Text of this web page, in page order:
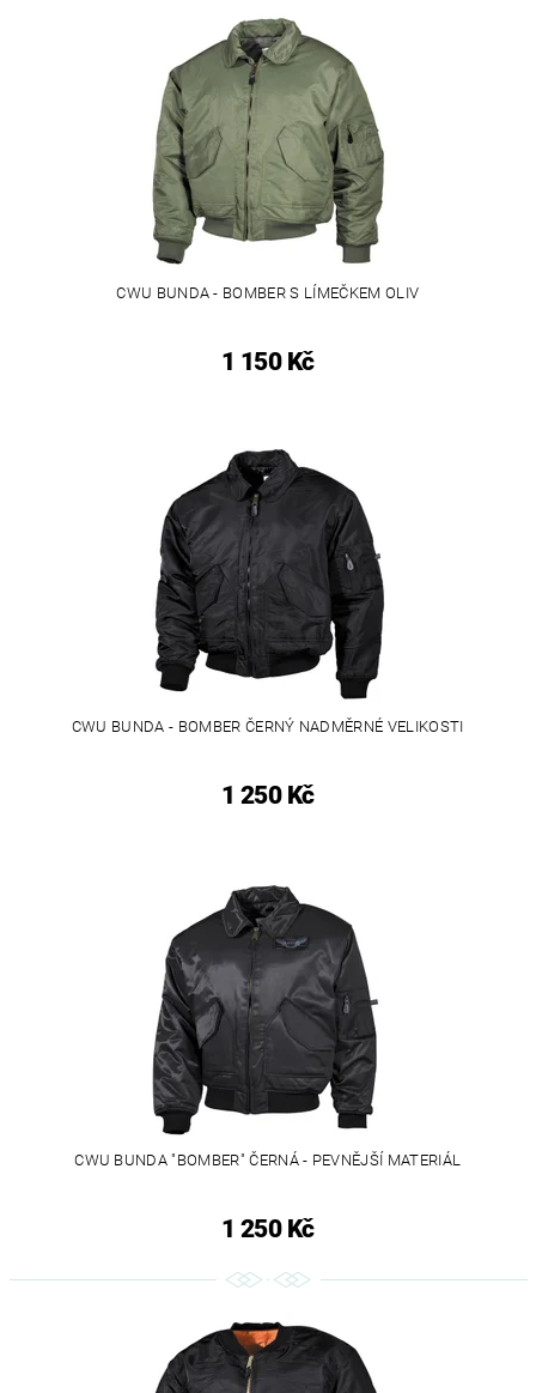
CWU BUNDA - BOMBER S LÍMEČKEM OLIV
1 150 Kč
CWU BUNDA - BOMBER ČERNÝ NADMĚRNÉ VELIKOSTI
1 250 Kč
CWU BUNDA "BOMBER" ČERNÁ - PEVNĚJŠÍ MATERIÁL
1 250 Kč